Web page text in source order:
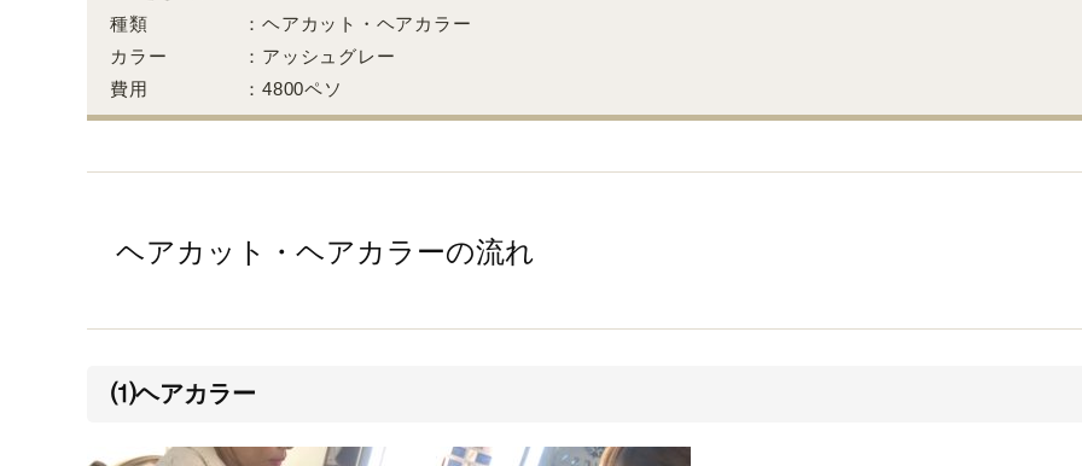
種類 ：ヘアカット・ヘアカラー
カラー ：アッシュグレー
費用 ：4800ペソ
ヘアカット・ヘアカラーの流れ
⑴ヘアカラー